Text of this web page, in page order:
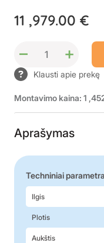
11 ,979.00 €
– +
Klausti apie prekę
Montavimo kaina: 1
Aprašymas
Techniniai
Ilgis
Plotis
Aukštis